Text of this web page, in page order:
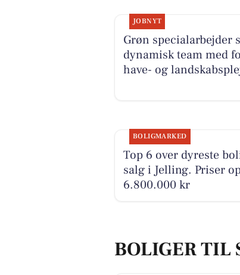
JOBNYT
Grøn specialarbejder
dynamisk team med
have- og
BOLIGMARKED
Top 6 over dyreste
salg i Jelling. Priser
6.800.000 kr
BOLIGER TIL